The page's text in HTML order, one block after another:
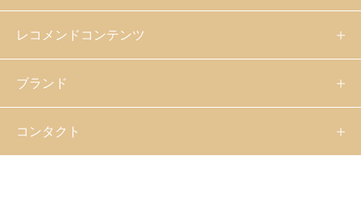
レコメンドコンテンツ
ブランド
コンタクト